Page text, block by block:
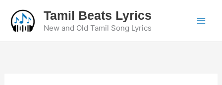
content
Tamil Beats Lyrics
New and Old Tamil Song Lyrics